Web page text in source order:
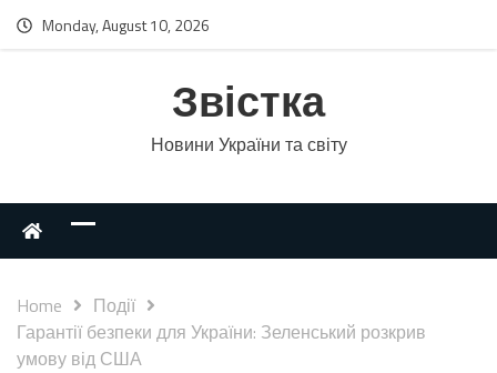
Monday, August 10, 2026
Звістка
Новини України та світу
Home
Події
Гарантії безпеки для України: Зеленський розкрив
умову від США